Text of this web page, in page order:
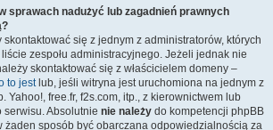
sprawach nadużyć lub zagadnień prawnych
się z jednym z administratorów, których
zespołu administracyjnego. Jeżeli jednak nie
skontaktować się z właścicielem domeny –
to jestlub, jeśli witryna jest uruchomiona na jednym z
Yahoo!, free.fr, f2s.com, itp., z kierownictwem lub
serwisu. Absolutnie nie należy do kompetencji phpBB
żaden sposób być obarczana odpowiedzialnością za